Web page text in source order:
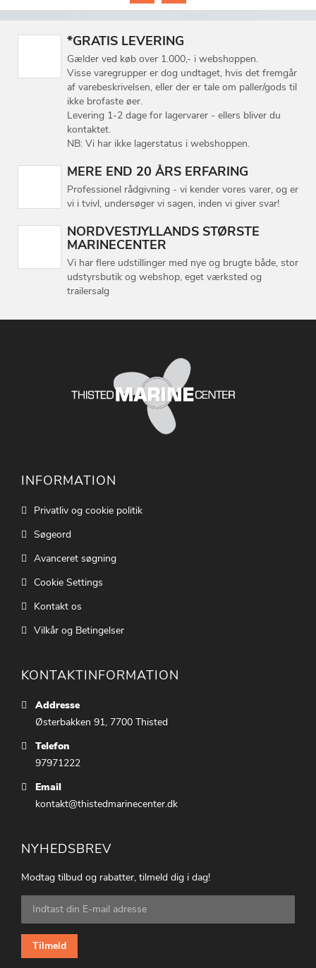
*GRATIS LEVERING
Gælder ved køb over 1.000,- i webshoppen.
Visse varegrupper er dog undtaget, hvis det fremgår
af varebeskrivelsen, eller der er tale om paller/gods til
ikke brofaste øer.
Levering 1-2 dage for lagervarer - ellers bliver du
kontaktet.
NB: Vi har ikke lagerstatus i webshoppen.
MERE END 20 ÅRS ERFARING
Professionel rådgivning - vi kender vores varer, og er
vi i tvivl, undersøger vi sagen, inden vi giver svar!
NORDVESTJYLLANDS STØRSTE
MARINECENTER
Vi har flere udstillinger med nye og brugte både, stor
udstyrsbutik og webshop, eget værksted og
trailersalg
INFORMATION
Privatliv og cookie politik
Søgeord
Avanceret søgning
Cookie Settings
Kontakt os
Vilkår og Betingelser
KONTAKTINFORMATION
Addresse
Østerbakken 91, 7700 Thisted
Telefon
97971222
Email
kontakt@thistedmarinecenter.dk
NYHEDSBREV
Modtag tilbud og rabatter, tilmeld dig i dag!
Tilmeld
dig
vores
nyhedsbrev:
Tilmeld